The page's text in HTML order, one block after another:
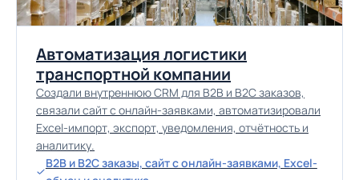
Автоматизация логистики
транспортной компании
Создали внутреннюю CRM для B2B и B2C заказов,
связали сайт с онлайн-заявками, автоматизировали
Excel-импорт, экспорт, уведомления, отчётность и
аналитику.
B2B и B2C заказы, сайт с онлайн-заявками, Excel-